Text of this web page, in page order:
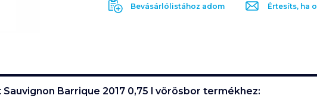
Bevásárlólistához adom Értesíts, ha
Barrique 2017 0,75 l vörösbor termékhez: